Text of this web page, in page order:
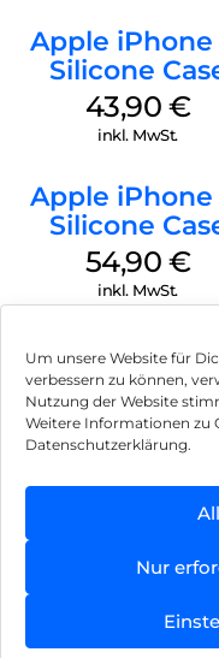
Um unsere Website für
verbessern zu können,
Nutzung der Website
Weitere Informationen zu
Datenschutzerklärung.
Nur
Apple iPhone
Silicone
MagSafe Plum
43,90 €
inkl. MwSt.
Apple iPhone
Silicone
MagSafe
54,90 €
inkl. MwSt.
Impressum
Hinweis zur
Newsletter